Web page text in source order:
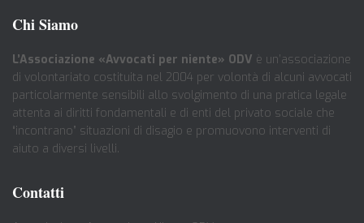
Chi Siamo
L’Associazione «Avvocati per niente» ODV è un’associazione
di volontariato costituita nel 2004 per volontà di alcuni avvocati
particolarmente sensibili allo svolgimento di una pratica legale
attenta ai diritti fondamentali e di enti del privato sociale che
“incontrano” situazioni di disagio e promuovono interventi di
aiuto a diversi livelli.
Contatti